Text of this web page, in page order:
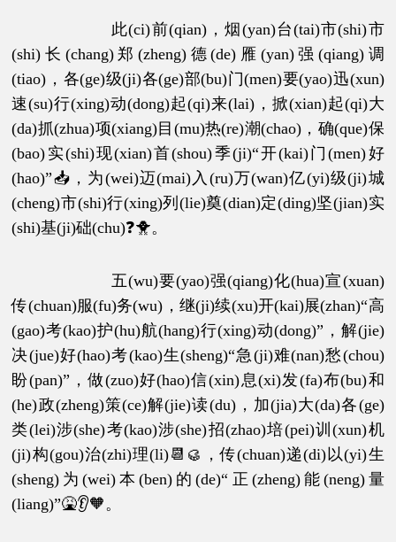
此(ci)前(qian)，烟(yan)台(tai)市(shi)市
(shi)长(chang)郑(zheng)德(de)雁(yan)强(qiang)调
(tiao)，各(ge)级(ji)各(ge)部(bu)门(men)要(yao)迅(xun)
速(su)行(xing)动(dong)起(qi)来(lai)，掀(xian)起(qi)大
(da)抓(zhua)项(xiang)目(mu)热(re)潮(chao)，确(que)保
(bao)实(shi)现(xian)首(shou)季(ji)“开(kai)门(men)好
(hao)”📥，为(wei)迈(mai)入(ru)万(wan)亿(yi)级(ji)城
(cheng)市(shi)行(xing)列(lie)奠(dian)定(ding)坚(jian)实
(shi)基(ji)础(chu)❓🐥。
五(wu)要(yao)强(qiang)化(hua)宣(xuan)
传(chuan)服(fu)务(wu)，继(ji)续(xu)开(kai)展(zhan)“高
(gao)考(kao)护(hu)航(hang)行(xing)动(dong)”，解(jie)
决(jue)好(hao)考(kao)生(sheng)“急(ji)难(nan)愁(chou)
盼(pan)”，做(zuo)好(hao)信(xin)息(xi)发(fa)布(bu)和
(he)政(zheng)策(ce)解(jie)读(du)，加(jia)大(da)各(ge)
类(lei)涉(she)考(kao)涉(she)招(zhao)培(pei)训(xun)机
(ji)构(gou)治(zhi)理(li)📆🥮，传(chuan)递(di)以(yi)生
(sheng)为(wei)本(ben)的(de)“正(zheng)能(neng)量
(liang)”🤮👂🧡。